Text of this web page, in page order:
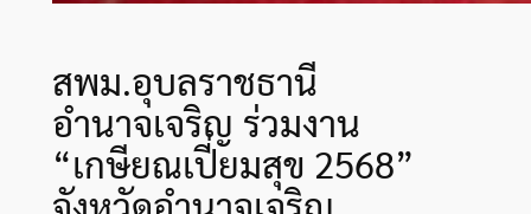
สพม.อุบลราชธานี
อำนาจเจริญ ร่วมงาน
“เกษียณเปี่ยมสุข 2568”